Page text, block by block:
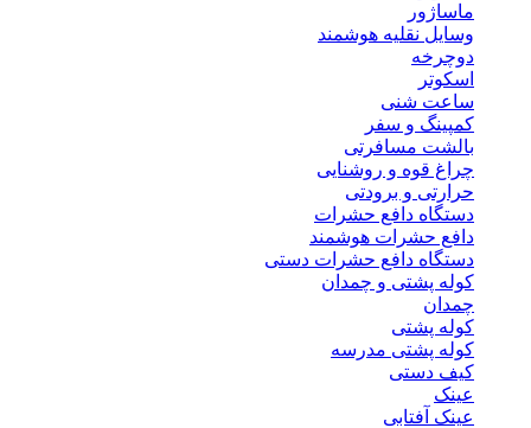
ماساژور
وسایل نقلیه هوشمند
دوچرخه
اسکوتر
ساعت شنی
کمپینگ و سفر
بالشت مسافرتی
چراغ قوه و روشنایی
حرارتی و برودتی
دستگاه دافع حشرات
دافع حشرات هوشمند
دستگاه دافع حشرات دستی
کوله پشتی و چمدان
چمدان
کوله پشتی
کوله پشتی مدرسه
کیف دستی
عینک
عینک آفتابی